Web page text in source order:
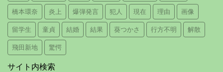
橋本環奈 炎上 爆弾発言 犯人 現在 理由 画像
留学生 童貞 結婚 結果 葵つかさ 行方不明 解散
飛田新地 驚愕
サイト内検索